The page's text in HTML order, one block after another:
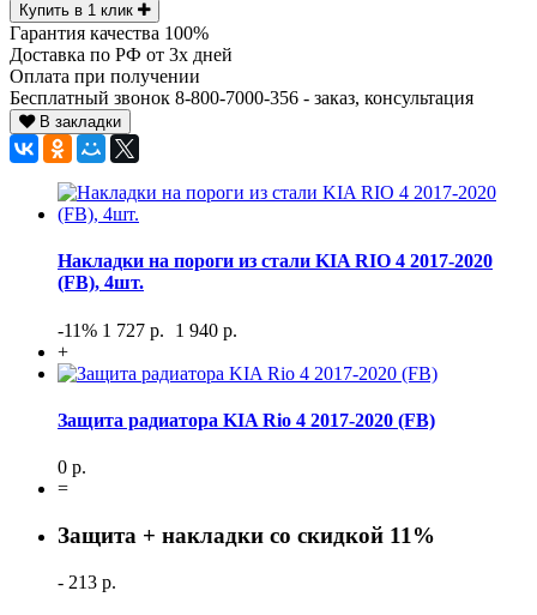
Купить в 1 клик
Гарантия качества 100%
Доставка по РФ от 3х дней
Оплата при получении
Бесплатный звонок 8-800-7000-356 - заказ, консультация
В закладки
Накладки на пороги из стали KIA RIO 4 2017-2020
(FB), 4шт.
-11% 1 727 р.
1 940 р.
+
Защита радиатора KIA Rio 4 2017-2020 (FB)
0 р.
=
Защита + накладки со скидкой 11%
- 213 р.